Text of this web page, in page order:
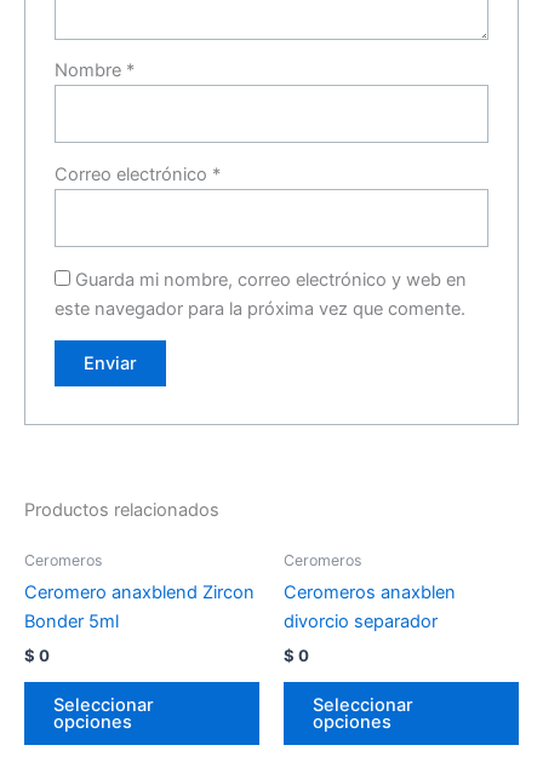
Nombre *
Correo electrónico *
Guarda mi nombre, correo electrónico y web en
este navegador para la próxima vez que comente.
Productos relacionados
Ceromeros
Ceromero anaxblend Zircon
Bonder 5ml
$ 0
Seleccionar
opciones
Ceromeros
Ceromeros anaxblen
divorcio separador
$ 0
Seleccionar
opciones